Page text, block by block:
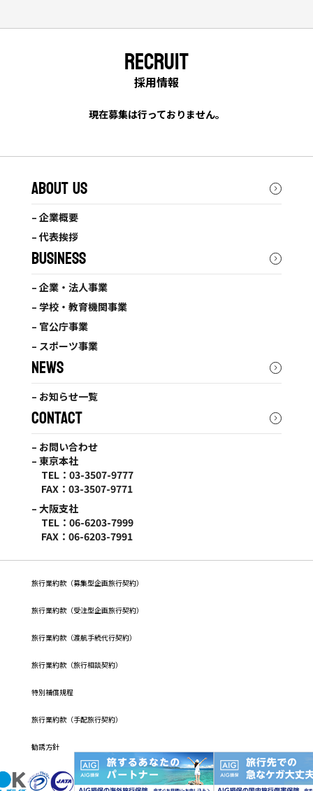
RECRUIT
採用情報
現在募集は行っておりません。
ABOUT US
– 企業概要
– 代表挨拶
BUSINESS
– 企業・法人事業
– 学校・教育機関事業
– 官公庁事業
– スポーツ事業
NEWS
– お知らせ一覧
CONTACT
– お問い合わせ
– 東京本社
TEL：03-3507-9777
FAX：03-3507-9771
– 大阪支社
TEL：06-6203-7999
FAX：06-6203-7991
旅行業約款（募集型企画旅行契約）
旅⾏業約款（受注型企画旅⾏契約）
旅行業約款（渡航手続代行契約）
旅行業約款（旅行相談契約）
特別補償規程
旅行業約款（手配旅行契約）
勧誘方針